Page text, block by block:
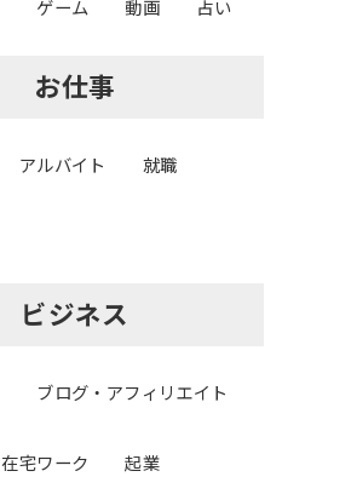
ゲーム 動画 占い
お仕事
アルバイト 就職
ビジネス
ブログ・アフィリエイト
在宅ワーク 起業